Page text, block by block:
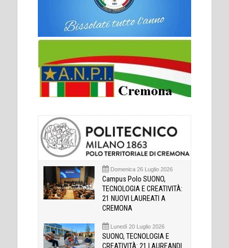
Domenica 26 Luglio 2026
Campus Polo SUONO,
TECNOLOGIA E CREATIVITÀ:
21 NUOVI LAUREATI A
CREMONA
Lunedì 20 Luglio 2026
SUONO, TECNOLOGIA E
CREATIVITÀ: 21 LAUREANDI